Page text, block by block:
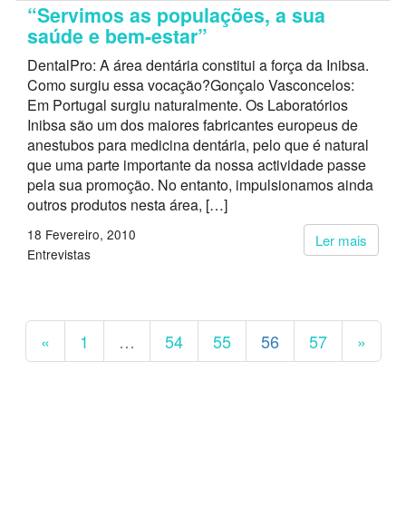
“Servimos as populações, a sua
saúde e bem-estar”
DentalPro: A área dentária constitui a força da Inibsa.
Como surgiu essa vocação?Gonçalo Vasconcelos:
Em Portugal surgiu naturalmente. Os Laboratórios
Inibsa são um dos maiores fabricantes europeus de
anestubos para medicina dentária, pelo que é natural
que uma parte importante da nossa actividade passe
pela sua promoção. No entanto, impulsionamos ainda
outros produtos nesta área, […]
Ler mais
18 Fevereiro, 2010
Entrevistas
« 1 … 54 55 56 57 »